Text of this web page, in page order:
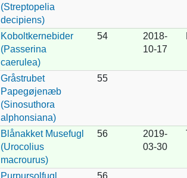
(Streptopelia
decipiens)
Koboltkernebider
(Passerina
caerulea)
54
2018-
10-17
Gråstrubet
Papegøjenæb
(Sinosuthora
alphonsiana)
55
Blånakket Musefugl
(Urocolius
macrourus)
56
2019-
03-30
Purpursolfugl
56